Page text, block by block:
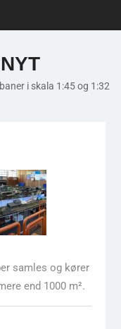
i skala 1:45 og 1:32
samles og kører
end 1000 m².